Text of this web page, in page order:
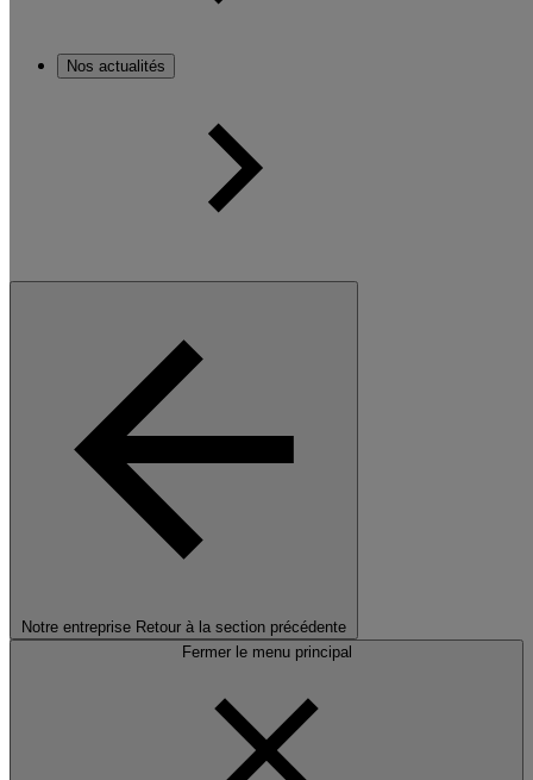
Nos actualités
Notre entreprise Retour à la section précédente
Fermer le menu principal